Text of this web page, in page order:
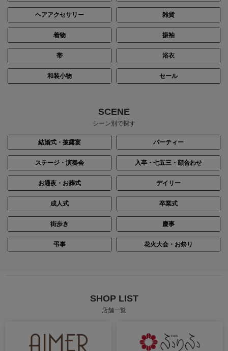
ヘアアクセサリー 雑貨
着物 振袖
帯 浴衣
和装小物 セール
SCENE
シーン別で探す
結婚式・披露宴 パーティー
ステージ・演奏会 入卒・七五三・顔合わせ
お通夜・お葬式 デイリー
成人式 卒業式
街歩き 慶事
弔事 花火大会・お祭り
SHOP LIST
店舗一覧